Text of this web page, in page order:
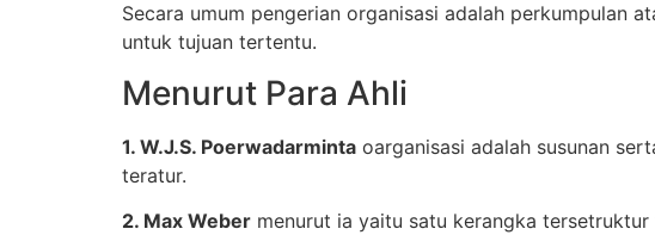
Secara umum pengerian organisasi adalah perkumpulan
untuk tujuan tertentu.
Menurut Para Ahli
1. W.J.S. Poerwadarminta oarganisasi adalah susunan
teratur.
2. Max Weber menurut ia yaitu satu kerangka